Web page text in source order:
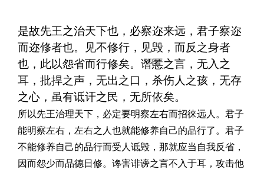
是故先王之治天下也，必察迩来远，君子察迩
而迩修者也。见不修行，见毁，而反之身者
也，此以怨省而行修矣。谮慝之言，无入之
耳，批捍之声，无出之口，杀伤人之孩，无存
之心，虽有诋讦之民，无所依矣。
所以先王治理天下，必定要明察左右而招徕远人。君子
能明察左右，左右之人也就能修养自己的品行了。君子
不能修养自己的品行而受人诋毁，那就应当自我反省，
因而怨少而品德日修。谗害诽谤之言不入于耳，攻击他